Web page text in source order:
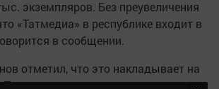
экземпляров. Без преувеличения
«Татмедиа» в республике входит в
в сообщении.
отметил, что это накладывает на
серьезную